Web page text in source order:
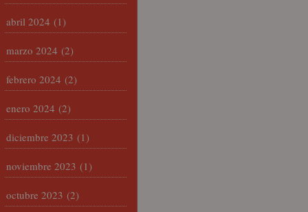
abril 2024 (1)
marzo 2024 (2)
febrero 2024 (2)
enero 2024 (2)
diciembre 2023 (1)
noviembre 2023 (1)
octubre 2023 (2)